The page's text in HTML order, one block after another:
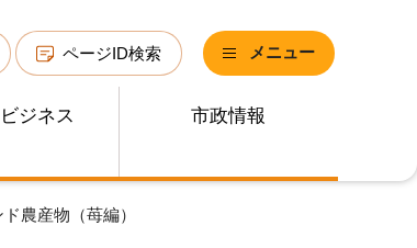
ページID検索 メニュー
ジネス 市政情報
農産物（苺編）